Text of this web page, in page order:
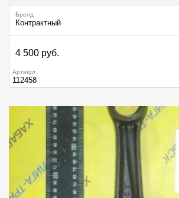
Бренд
Контрактный
4 500 руб.
Артикул
112458